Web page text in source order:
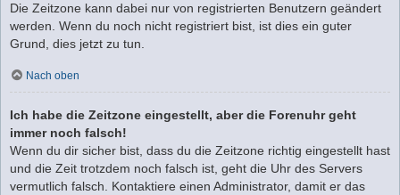
Die Zeitzone kann dabei nur von registrierten Benutzern geändert
werden. Wenn du noch nicht registriert bist, ist dies ein guter
Grund, dies jetzt zu tun.
Nach oben
Ich habe die Zeitzone eingestellt, aber die Forenuhr geht
immer noch falsch!
Wenn du dir sicher bist, dass du die Zeitzone richtig eingestellt hast
und die Zeit trotzdem noch falsch ist, geht die Uhr des Servers
vermutlich falsch. Kontaktiere einen Administrator, damit er das